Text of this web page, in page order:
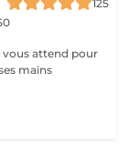
125
vous attend pour
mains